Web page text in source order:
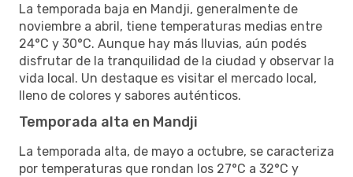
La temporada baja en Mandji, generalmente de
noviembre a abril, tiene temperaturas medias entre
24°C y 30°C. Aunque hay más lluvias, aún podés
disfrutar de la tranquilidad de la ciudad y observar la
vida local. Un destaque es visitar el mercado local,
lleno de colores y sabores auténticos.
Temporada alta en Mandji
La temporada alta, de mayo a octubre, se caracteriza
por temperaturas que rondan los 27°C a 32°C y